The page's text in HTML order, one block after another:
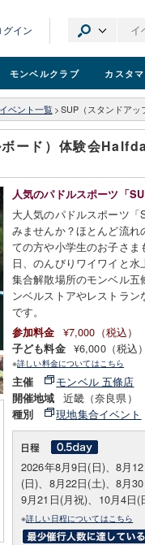
グイン
モンベルクラブ カスタ
イベント一覧 > SUP（スタンドアッ
ード）体験会
人気のパドルスポーツ「
大人気のパドルスポーツ
みませんか？ほとんど流
ての方や小学生のお子さ
日、のんびりワイワイと
集合解散場所のモンベル
ンベルストアやレストラ
です。
参加料金 ¥7,000（税込）
子ども料金 ¥6,000（税込
※詳しい料金についてはこちら
主催 モンベル 五條店
開催地域 近畿（奈良県）
種別 現地集合イベント
2026年8月9日(日)、8月
(日)、8月22日(土)、8月
9月21日(月祝)、10月4日(
※詳しい日程についてはこちら